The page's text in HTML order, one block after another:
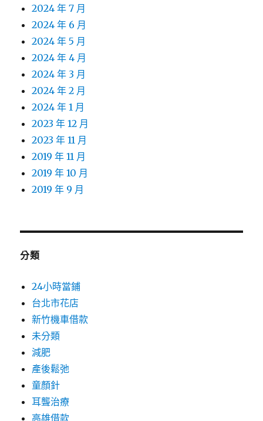
2024 年 7 月
2024 年 6 月
2024 年 5 月
2024 年 4 月
2024 年 3 月
2024 年 2 月
2024 年 1 月
2023 年 12 月
2023 年 11 月
2019 年 11 月
2019 年 10 月
2019 年 9 月
分類
24小時當鋪
台北市花店
新竹機車借款
未分類
減肥
產後鬆弛
童顏針
耳聾治療
高雄借款